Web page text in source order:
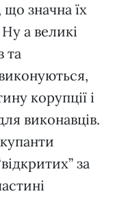
значна їх
а великі
та
корупції і
виконавців.
за